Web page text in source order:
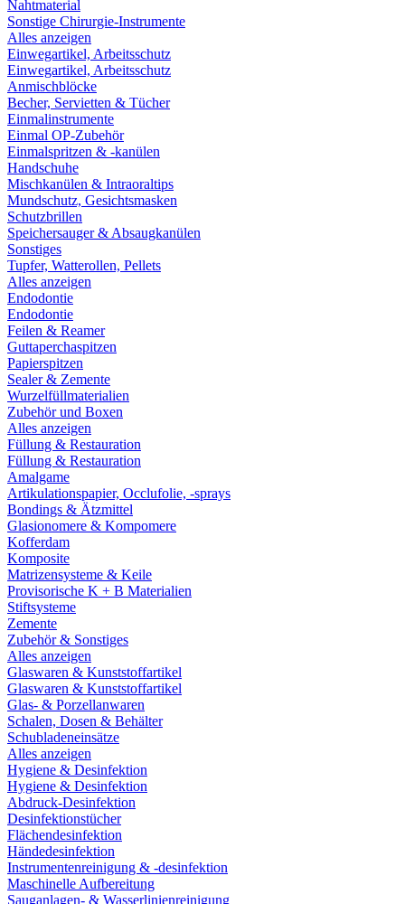
Nahtmaterial
Sonstige Chirurgie-Instrumente
Alles anzeigen
Einwegartikel, Arbeitsschutz
Einwegartikel, Arbeitsschutz
Anmischblöcke
Becher, Servietten & Tücher
Einmalinstrumente
Einmal OP-Zubehör
Einmalspritzen & -kanülen
Handschuhe
Mischkanülen & Intraoraltips
Mundschutz, Gesichtsmasken
Schutzbrillen
Speichersauger & Absaugkanülen
Sonstiges
Tupfer, Watterollen, Pellets
Alles anzeigen
Endodontie
Endodontie
Feilen & Reamer
Guttaperchaspitzen
Papierspitzen
Sealer & Zemente
Wurzelfüllmaterialien
Zubehör und Boxen
Alles anzeigen
Füllung & Restauration
Füllung & Restauration
Amalgame
Artikulationspapier, Occlufolie, -sprays
Bondings & Ätzmittel
Glasionomere & Kompomere
Kofferdam
Komposite
Matrizensysteme & Keile
Provisorische K + B Materialien
Stiftsysteme
Zemente
Zubehör & Sonstiges
Alles anzeigen
Glaswaren & Kunststoffartikel
Glaswaren & Kunststoffartikel
Glas- & Porzellanwaren
Schalen, Dosen & Behälter
Schubladeneinsätze
Alles anzeigen
Hygiene & Desinfektion
Hygiene & Desinfektion
Abdruck-Desinfektion
Desinfektionstücher
Flächendesinfektion
Händedesinfektion
Instrumentenreinigung & -desinfektion
Maschinelle Aufbereitung
Sauganlagen- & Wasserlinienreinigung